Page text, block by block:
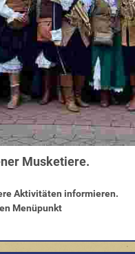
Musketiere.
Aktivitäten informieren.
Menüpunkt